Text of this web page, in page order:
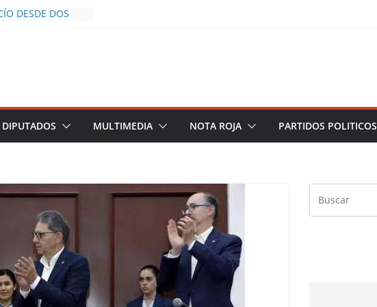
DESDE DOS
AL INFLUENCER
DURANTE
EN
A LAS
Y TERMINA
DE
DIPUTADOS MULTIMEDIA NOTA ROJA PARTIDOS POLITICOS